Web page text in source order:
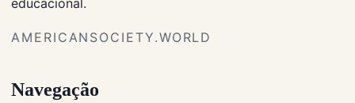
educacional.
AMERICANSOCIETY.WORLD
Navegação